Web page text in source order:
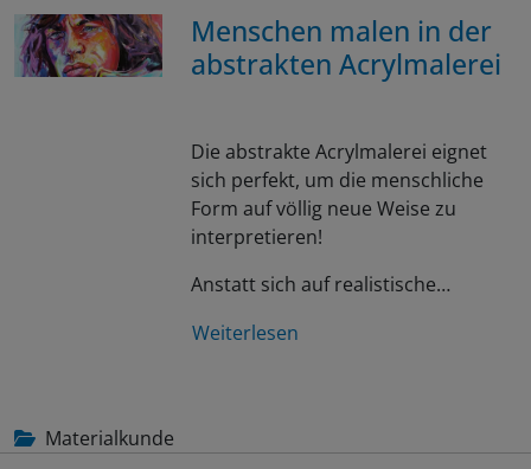
Menschen malen in der
abstrakten Acrylmalerei
Die abstrakte Acrylmalerei eignet
sich perfekt, um die menschliche
Form auf völlig neue Weise zu
interpretieren!
Anstatt sich auf realistische…
Weiterlesen
Materialkunde